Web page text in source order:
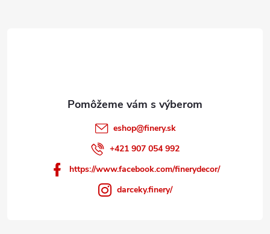
eshop@finery.sk
+421 907 054 992
https://www.facebook.com/finerydecor/
darceky.finery/